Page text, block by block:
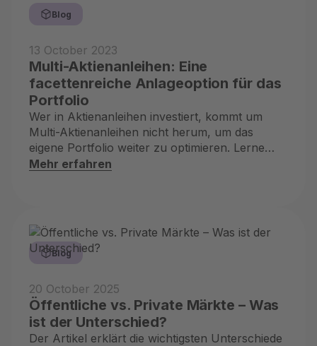
Blog
13 October 2023
Multi-Aktienanleihen: Eine
facettenreiche Anlageoption für das
Portfolio
Wer in Aktienanleihen investiert, kommt um
Multi-Aktienanleihen nicht herum, um das
eigene Portfolio weiter zu optimieren. Lerne
hier, wie sie funktionieren
Mehr erfahren
Blog
20 October 2025
Öffentliche vs. Private Märkte – Was
ist der Unterschied?
Der Artikel erklärt die wichtigsten Unterschiede